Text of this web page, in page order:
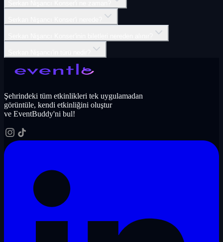
Şehrindeki tüm etkinlikleri tek uygulamadan
görüntüle, kendi etkinliğini oluştur
ve EventBuddy'ni bul!